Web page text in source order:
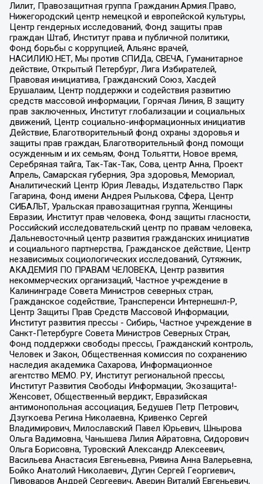
Лилит, Правозащитная группа Гражданин.Армия.Право,
Нижегородский центр немецкой и европейской культуры,
Центр гендерных исследований, Фонд защиты прав
граждан Штаб, Институт права и публичной политики,
Фонд борьбы с коррупцией, Альянс врачей,
НАСИЛИЮ.НЕТ, Мы против СПИДа, СВЕЧА, Гуманитарное
действие, Открытый Петербург, Лига Избирателей,
Правовая инициатива, Гражданский Союз, Хасдей
Ерушалаим, Центр поддержки и содействия развитию
средств массовой информации, Горячая Линия, В защиту
прав заключенных, Институт глобализации и социальных
движений, Центр социально-информационных инициатив
Действие, Благотворительный фонд охраны здоровья и
защиты прав граждан, Благотворительный фонд помощи
осужденным и их семьям, Фонд Тольятти, Новое время,
Серебряная тайга, Так-Так-Так, Сова, центр Анна, Проект
Апрель, Самарская губерния, Эра здоровья, Мемориал,
Аналитический Центр Юрия Левады, Издательство Парк
Гагарина, Фонд имени Андрея Рылькова, Сфера, Центр
СИБАЛЬТ, Уральская правозащитная группа, Женщины
Евразии, Институт прав человека, Фонд защиты гласности,
Российский исследовательский центр по правам человека,
Дальневосточный центр развития гражданских инициатив
и социального партнерства, Гражданское действие, Центр
независимых социологических исследований, Сутяжник,
АКАДЕМИЯ ПО ПРАВАМ ЧЕЛОВЕКА, Центр развития
некоммерческих организаций, Частное учреждение в
Калининграде Совета Министров северных стран,
Гражданское содействие, Трансперенси Интернешнл-Р,
Центр Защиты Прав Средств Массовой Информации,
Институт развития прессы - Сибирь, Частное учреждение в
Санкт-Петербурге Совета Министров Северных Стран,
Фонд поддержки свободы прессы, Гражданский контроль,
Человек и Закон, Общественная комиссия по сохранению
наследия академика Сахарова, Информационное
агентство МЕМО. РУ, Институт региональной прессы,
Институт Развития Свободы Информации, Экозащита!-
Женсовет, Общественный вердикт, Евразийская
антимонопольная ассоциация, Бедушев Петр Петрович,
Дзугкоева Регина Николаевна, Кривенко Сергей
Владимирович, Милославский Павел Юрьевич, Шнырова
Ольга Вадимовна, Чанышева Лилия Айратовна, Сидорович
Ольга Борисовна, Туровский Александр Алексеевич,
Васильева Анастасия Евгеньевна, Ривина Анна Валерьевна,
Бойко Анатолий Николаевич, Дугин Сергей Георгиевич,
Пивоваров Андрей Сергеевич, Аверин Виталий Евгеньевич,